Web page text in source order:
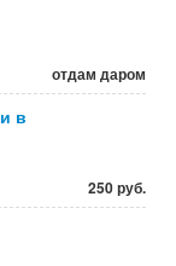
отдам даром
в
250 руб.